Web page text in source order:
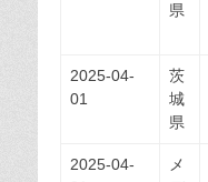
県
2025-04-
01
茨
城
県
2025-04-
メ